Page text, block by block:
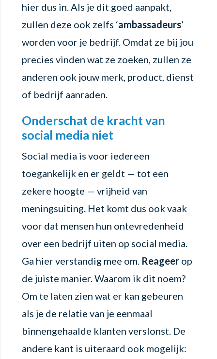
hier dus in. Als je dit goed aanpakt,
zullen deze ook zelfs ‘ambassadeurs’
worden voor je bedrijf. Omdat ze bij jou
precies vinden wat ze zoeken, zullen ze
anderen ook jouw merk, product, dienst
of bedrijf aanraden.
Onderschat de kracht van
social media niet
Social media is voor iedereen
toegankelijk en er geldt — tot een
zekere hoogte — vrijheid van
meningsuiting. Het komt dus ook vaak
voor dat mensen hun ontevredenheid
over een bedrijf uiten op social media.
Ga hier verstandig mee om. Reageerop
de juiste manier. Waarom ik dit noem?
Om te laten zien wat er kan gebeuren
als je de relatie van je eenmaal
binnengehaalde klanten verslonst. De
andere kant is uiteraard ook mogelijk: